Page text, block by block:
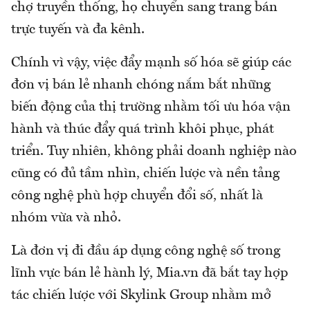
chợ truyền thống, họ chuyển sang trang bán
trực tuyến và đa kênh.
Chính vì vậy, việc đẩy mạnh số hóa sẽ giúp các
đơn vị bán lẻ nhanh chóng nắm bắt những
biến động của thị trường nhằm tối ưu hóa vận
hành và thúc đẩy quá trình khôi phục, phát
triển. Tuy nhiên, không phải doanh nghiệp nào
cũng có đủ tầm nhìn, chiến lược và nền tảng
công nghệ phù hợp chuyển đổi số, nhất là
nhóm vừa và nhỏ.
Là đơn vị đi đầu áp dụng công nghệ số trong
lĩnh vực bán lẻ hành lý, Mia.vn đã bắt tay hợp
tác chiến lược với Skylink Group nhằm mở